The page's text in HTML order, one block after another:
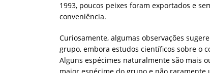
1993, poucos peixes foram exportados e
conveniência.
Curiosamente, algumas observações
grupo, embora estudos científicos sobre o
Alguns espécimes naturalmente são mais